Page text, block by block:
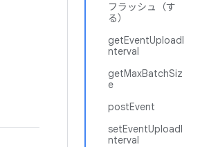
フラッシュ（す
る）
getEventUploadI
nterval
getMaxBatchSiz
e
postEvent
setEventUploadI
nterval